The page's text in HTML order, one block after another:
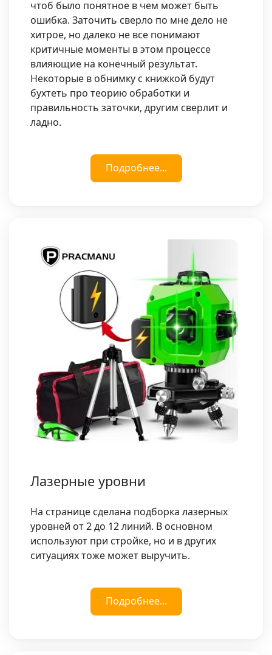
чтоб было понятное в чем может быть
ошибка. Заточить сверло по мне дело не
хитрое, но далеко не все понимают
критичные моменты в этом процессе
влияющие на конечный результат.
Некоторые в обнимку с книжкой будут
бухтеть про теорию обработки и
правильность заточки, другим сверлит и
ладно.
Подробнее...
Лазерные уровни
На странице сделана подборка лазерных
уровней от 2 до 12 линий. В основном
используют при стройке, но и в других
ситуациях тоже может выручить.
Подробнее...